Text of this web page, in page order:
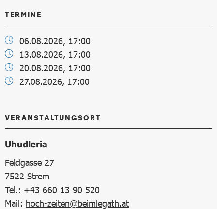
TERMINE
06.08.2026, 17:00
13.08.2026, 17:00
20.08.2026, 17:00
27.08.2026, 17:00
VERANSTALTUNGSORT
Uhudleria
Feldgasse 27
7522 Strem
Tel.: +43 660 13 90 520
Mail: hoch-zeiten@beimlegath.at